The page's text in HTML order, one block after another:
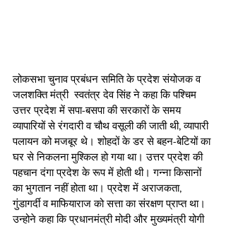
लोकसभा चुनाव प्रबंधन समिति के प्रदेश संयोजक व
जलशक्ति मंत्री  स्वतंत्र देव सिंह ने कहा कि पश्चिम
उत्तर प्रदेश में सपा-बसपा की सरकारों के समय
व्यापारियों से रंगदारी व चौथ वसूली की जाती थी, व्यापारी
पलायन को मजबूर थे। शोहदों के डर से बहन-बेटियों का
घर से निकलना मुश्किल हो गया था। उत्तर प्रदेश की
पहचान दंगा प्रदेश के रूप में होती थी। गन्ना किसानों
का भुगतान नहीं होता था। प्रदेश में अराजकता,
गुंडागर्दी व माफियाराज को सत्ता का संरक्षण प्राप्त था।
उन्होने कहा कि प्रधानमंत्री मोदी और मुख्यमंत्री योगी